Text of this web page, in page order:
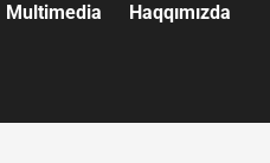
Multimedia
Haqqımızda